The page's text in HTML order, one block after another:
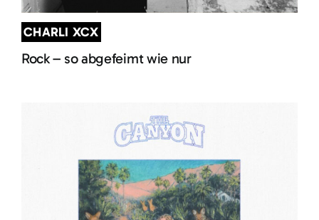
CHARLI XCX
Rock – so abgefeimt wie nur